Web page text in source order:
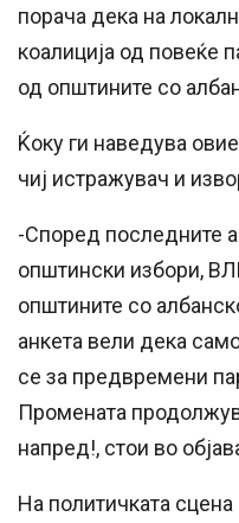
порача дека на
коалиција од повеќе
од општините со
Ќоку ги наведува
чиј истражувач и
-Според последните
општински избори,
општините со
анкета вели дека
се за предвремени
Промената
напред!, стои во
На политичката